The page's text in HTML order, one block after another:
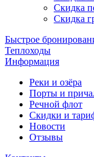
Скидка
Скидка
Быстрое
Теплоходы
Информация
Реки и озёра
Порты и
Речной флот
Скидки и
Новости
Отзывы